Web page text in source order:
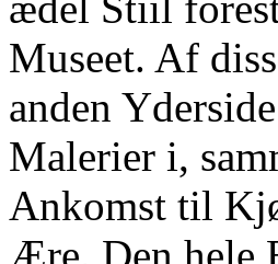
Museet. Af
anden
Malerier i,
Ankomst til
Ære. Den hele